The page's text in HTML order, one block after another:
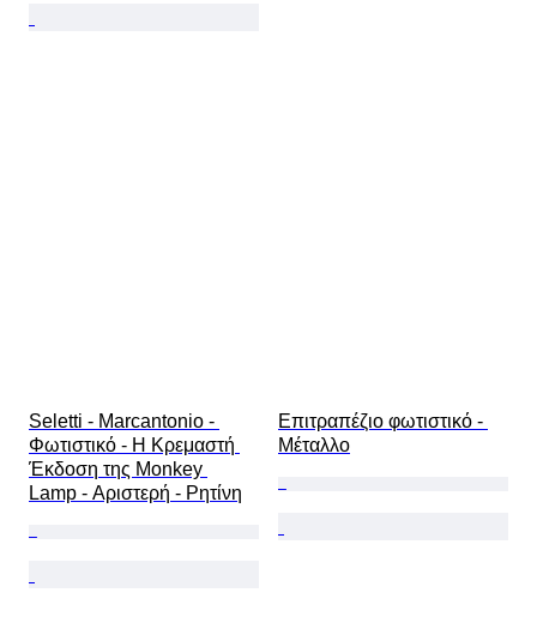
Seletti - Marcantonio -
Φωτιστικό - Η Κρεμαστή
Έκδοση της Monkey
Lamp - Αριστερή - Ρητίνη
Επιτραπέζιο φωτιστικό -
Μέταλλο